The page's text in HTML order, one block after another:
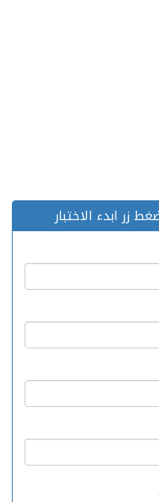
زر ابدء الاختبار